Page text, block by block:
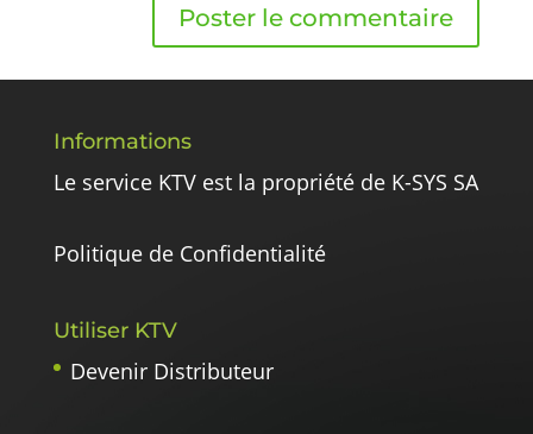
Informations
Le service KTV est la propriété de K-SYS SA
Politique de Confidentialité
Utiliser KTV
Devenir Distributeur